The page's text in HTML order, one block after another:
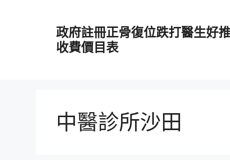
政府註冊正骨復位跌打醫生好
收費價目表
中醫診所沙田